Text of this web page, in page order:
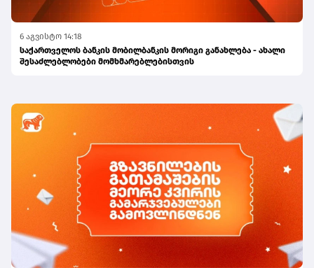
6 აგვისტო 14:18
საქართველოს ბანკის მობილბანკის მორიგი განახლება - ახალი
შესაძლებლობები მომხმარებლებისთვის